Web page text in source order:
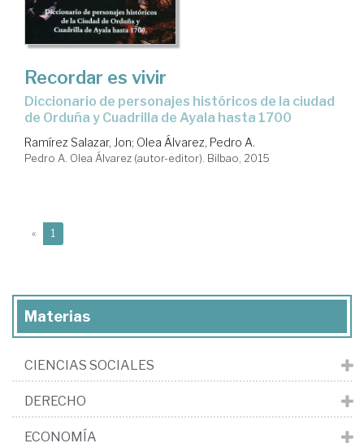
Recordar es vivir
Diccionario de personajes históricos de la ciudad
de Orduña y Cuadrilla de Ayala hasta 1700
Ramírez Salazar, Jon; Olea Álvarez, Pedro A.
Pedro A. Olea Álvarez (autor-editor). Bilbao, 2015
« 1
Materias
CIENCIAS SOCIALES
DERECHO
ECONOMÍA